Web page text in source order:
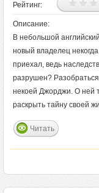
Рейтинг:
Описание:
В небольшой
новый владелец
приехал, ведь
разрушен?
некоей Джорджи. О ней
раскрыть тайну своей
Читать